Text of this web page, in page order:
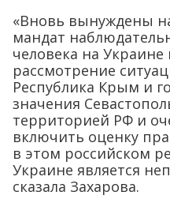
«Вновь вынуждены
мандат
человека на Украине
рассмотрение
Республика Крым и
значения
территорией РФ и
включить оценку
в этом российском
Украине является
сказала Захарова.